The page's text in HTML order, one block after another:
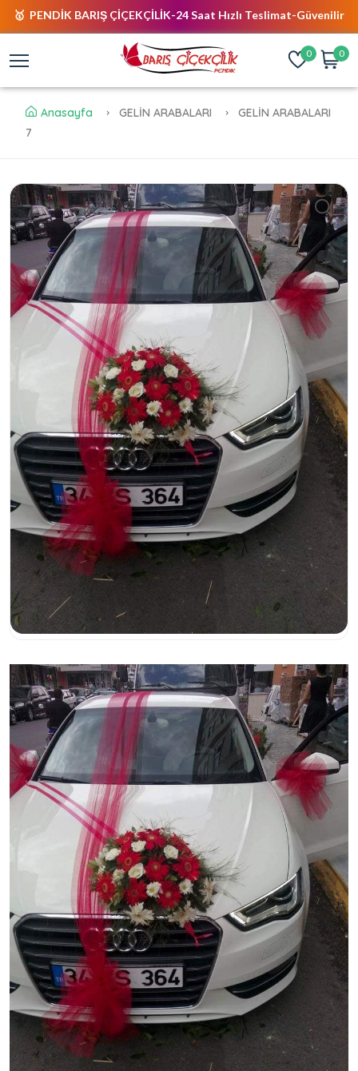
🥇 PENDİK BARIŞ ÇİÇEKÇİLİK-24 Saat Hızlı Teslimat-Güvenilir
Alışveriş-Acil Çiçek İletişim Tel : 0531 243 02 79 Whatsapp: 0531
243 02 79 😎
0 0
Anasayfa GELİN ARABALARI
GELİN ARABALARI
7